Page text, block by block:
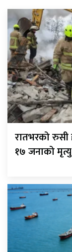
रातभरको रुसी
१७ जनाको मृत्यु